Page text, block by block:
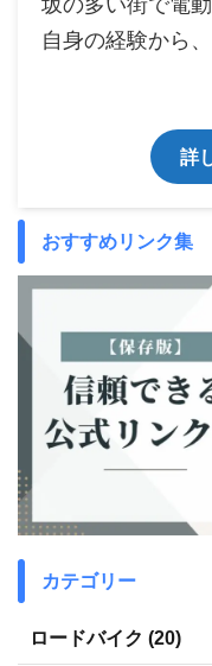
自身の経験から
詳
おすすめリンク集
カテゴリー
ロードバイク (20)